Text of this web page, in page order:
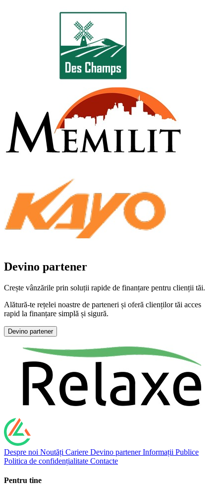
Devino partener
Crește vânzările prin soluții rapide de finanțare pentru clienții tăi.
Alătură-te rețelei noastre de parteneri și oferă clienților tăi acces
rapid la finanțare simplă și sigură.
Devino partener
Despre noi Noutăți Cariere Devino partenerInformații Publice
Politica de confidențialitate Contacte
Pentru tine